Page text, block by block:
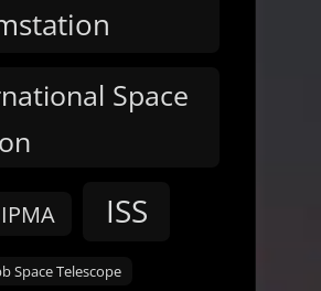
Space
IPMA ISS
Space Telescope